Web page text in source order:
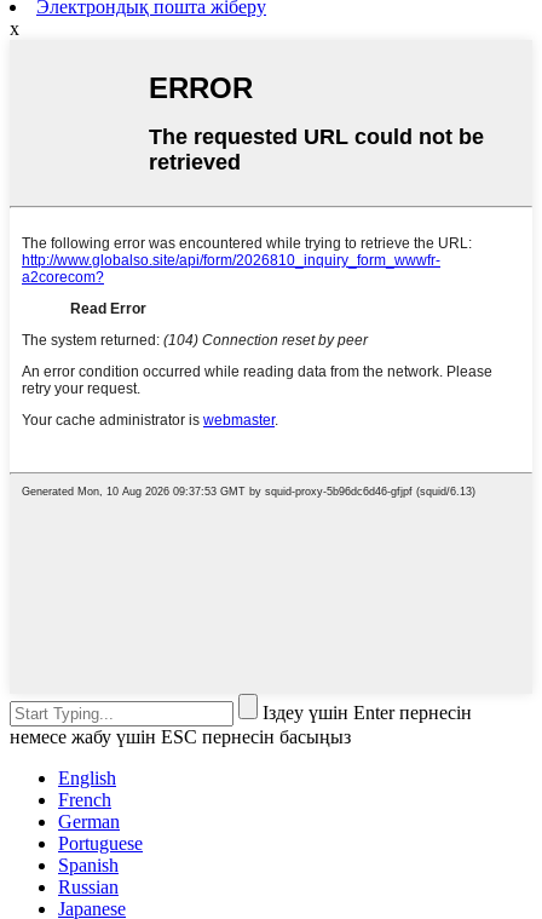
Электрондық пошта жіберу
x
Іздеу үшін Enter пернесін
немесе жабу үшін ESC пернесін басыңыз
English
French
German
Portuguese
Spanish
Russian
Japanese